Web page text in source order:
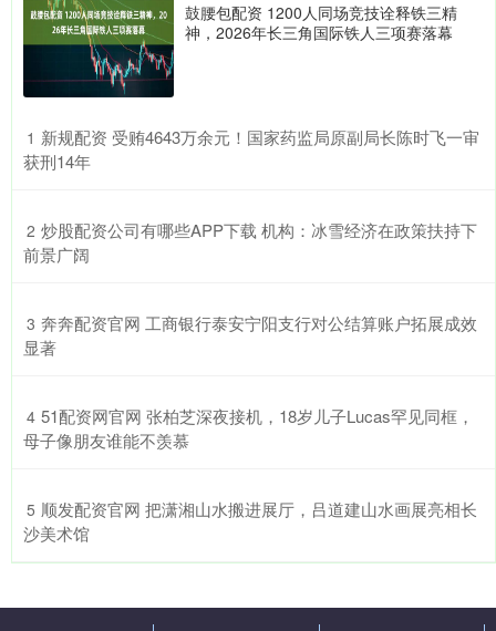
鼓腰包配资 1200人同场竞技诠释铁三精
神，2026年长三角国际铁人三项赛落幕
1 ​新规配资 受贿4643万余元！国家药监局原副局长陈时飞一审
获刑14年
2 ​炒股配资公司有哪些APP下载 机构：冰雪经济在政策扶持下
前景广阔
3 ​奔奔配资官网 工商银行泰安宁阳支行对公结算账户拓展成效
显著
4 ​51配资网官网 张柏芝深夜接机，18岁儿子Lucas罕见同框，
母子像朋友谁能不羡慕
5 ​顺发配资官网 把潇湘山水搬进展厅，吕道建山水画展亮相长
沙美术馆